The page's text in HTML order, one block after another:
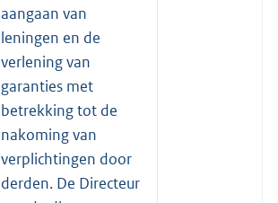
aangaan van
leningen en de
verlening van
garanties met
betrekking tot de
nakoming van
verplichtingen door
derden. De Directeur